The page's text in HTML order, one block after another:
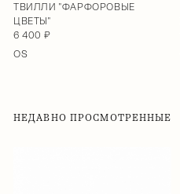
ТВИЛЛИ "ФАРФОРОВЫЕ
ЦВЕТЫ"
6 400 ₽
OS
НЕДАВНО ПРОСМОТРЕННЫЕ